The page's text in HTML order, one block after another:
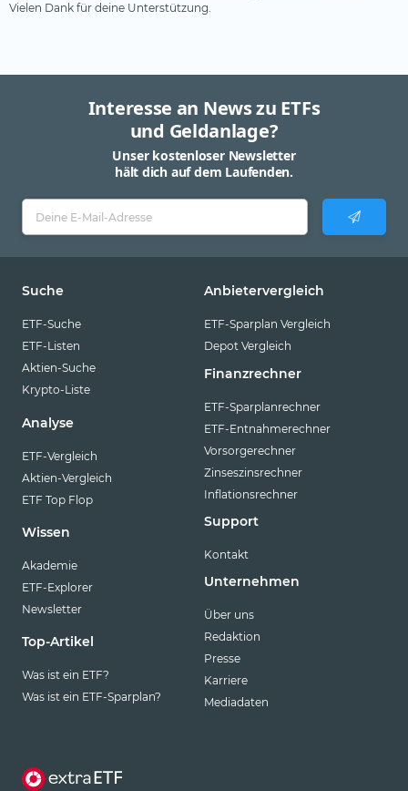
Vielen Dank für deine Unterstützung.
Interesse an News zu ETFs
und Geldanlage?
Unser kostenloser Newsletter
hält dich auf dem Laufenden.
Suche
ETF-Suche
ETF-Listen
Aktien-Suche
Krypto-Liste
Analyse
ETF-Vergleich
Aktien-Vergleich
ETF Top Flop
Wissen
Akademie
ETF-Explorer
Newsletter
Top-Artikel
Was ist ein ETF?
Was ist ein ETF-Sparplan?
Anbietervergleich
ETF-Sparplan Vergleich
Depot Vergleich
Finanzrechner
ETF-Sparplanrechner
ETF-Entnahmerechner
Vorsorgerechner
Zinseszinsrechner
Inflationsrechner
Support
Kontakt
Unternehmen
Über uns
Redaktion
Presse
Karriere
Mediadaten